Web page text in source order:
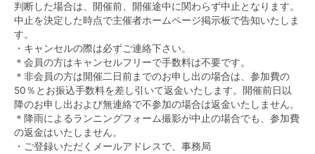
判断した場合は、開催前、開催途中に関わらず中止となります。
中止を決定した時点で主催者ホームページ掲示板で告知いたしま
す。
・キャンセルの際は必ずご連絡下さい。
＊会員の方はキャンセルフリーで手数料は不要です。
＊非会員の方は開催二日前までのお申し出の場合は、参加費の
50％とお振込手数料を差し引いて返金いたします。開催前日以
降のお申し出および無連絡で不参加の場合は返金いたしません。
＊降雨によるランニングフォーム撮影が中止の場合でも、参加費
の返金はいたしません。
・ご登録いただくメールアドレスで、事務局